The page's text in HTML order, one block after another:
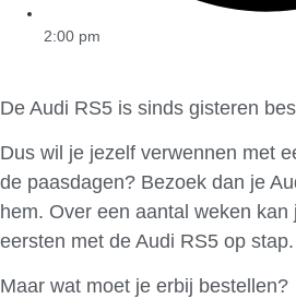
2:00 pm
De Audi RS5 is sinds gisteren
Dus wil je jezelf verwennen met
de paasdagen? Bezoek dan je
hem. Over een aantal weken
eersten met de Audi RS5 op stap.
Maar wat moet je erbij bestellen?